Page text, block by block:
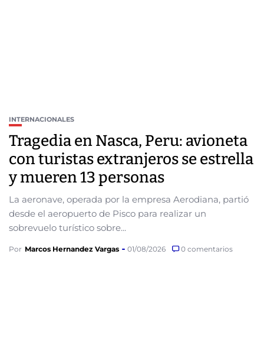
INTERNACIONALES
Tragedia en Nasca, Peru: avioneta
con turistas extranjeros se estrella
y mueren 13 personas
La aeronave, operada por la empresa Aerodiana, partió
desde el aeropuerto de Pisco para realizar un
sobrevuelo turístico sobre...
Por Marcos Hernandez Vargas 01/08/2026 0 comentarios